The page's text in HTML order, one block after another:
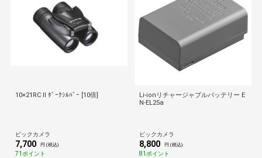
10×21RC II ﾀﾞｰｸｼﾙﾊﾞｰ [10倍]
ビックカメラ
7,700 円 (税込)
71ポイント
Li-ionリチャージャブルバッテリー E
N-EL25a
ビックカメラ
8,800 円 (税込)
81ポイント